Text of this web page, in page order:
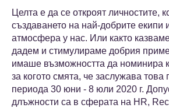
Целта е да се откроят личностите,
създаването на най-добрите екипи
атмосфера у нас. Или както
дадем и стимулираме добрия
имаше възможността да номинира
за когото смята, че заслужава това
периода 30 юни - 8 юли 2020 г.
длъжности са в сферата на HR,